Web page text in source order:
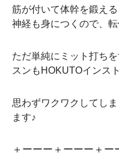
筋が付いて体幹を鍛え
神経も身につくので、
ただ単純にミット打ち
スンもHOKUTOインス
思わずワクワクしてし
ます♪
＋ーーー＋ーーー＋ー